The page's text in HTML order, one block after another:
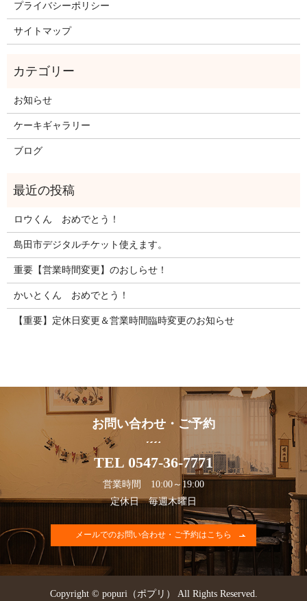
プライバシーポリシー
サイトマップ
お知らせ
ケーキギャラリー
ブログ
ロウくん おめでとう！
島田市デジタルチケット使えます。
重要【営業時間変更】のおしらせ！
かいとくん おめでとう！
【重要】定休日変更＆営業時間臨時変更のお知らせ
お問い合わせ・ご予約
TEL 0547-36-7771
営業時間 10:00～19:00
定休日 毎週木曜日
メールでのお問い合わせ・ご予約はこちら
Copyright © popuri（ポプリ） All Rights Reserved.